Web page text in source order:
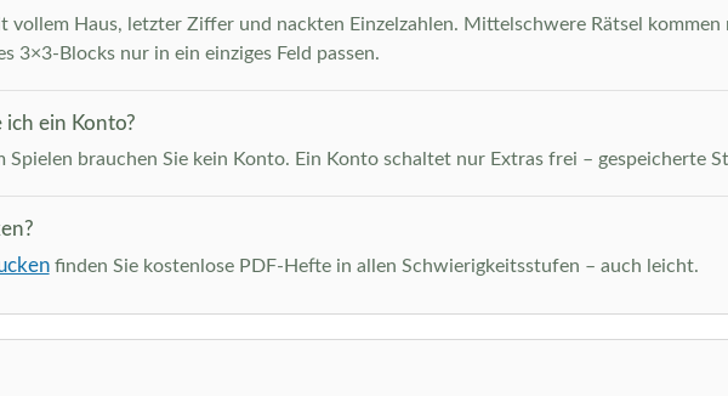
vollem Haus, letzter Ziffer und nackten Einzelzahlen. Mittelschwere Rätsel
3×3-Blocks nur in ein einziges Feld passen.
ich ein Konto?
Spielen brauchen Sie kein Konto. Ein Konto schaltet nur Extras frei – gespeicherte
finden Sie kostenlose PDF-Hefte in allen Schwierigkeitsstufen – auch leicht.